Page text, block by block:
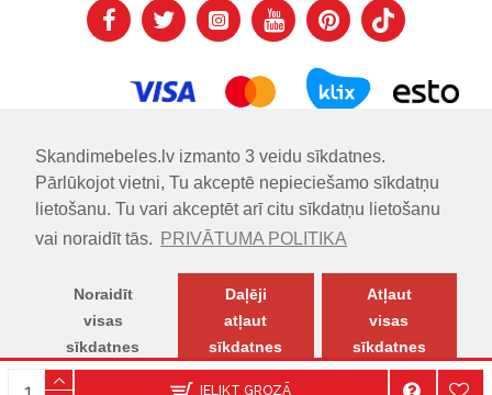
Skandimebeles.lv izmanto 3 veidu sīkdatnes.
Pārlūkojot vietni, Tu akceptē nepieciešamo sīkdatņu
lietošanu. Tu vari akceptēt arī citu sīkdatņu lietošanu
vai noraidīt tās.
PRIVĀTUMA POLITIKA
Noraidīt
visas
sīkdatnes
Daļēji
atļaut
sīkdatnes
Atļaut
visas
sīkdatnes
IELIKT GROZĀ
© SKANDIMĒBELES.LV | Skandināvu dizaina mēbeļu salons.